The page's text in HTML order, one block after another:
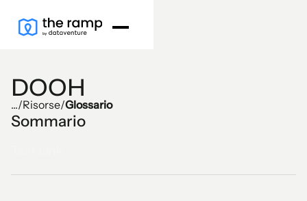
DOOH
.../Risorse/Glossario
Sommario